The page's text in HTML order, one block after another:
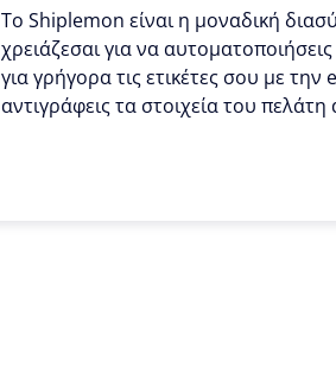
To Shiplemon είναι η μοναδική
χρειάζεσαι για να
για γρήγορα τις ετικέτες σου με
αντιγράφεις τα στοιχεία του